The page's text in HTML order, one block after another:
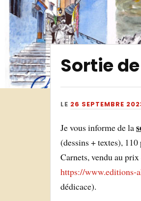
Sortie
LE 26 SEPTEMBRE
Je vous informe de la
(dessins + textes),
Carnets, vendu au
https://www.editions-
dédicace).